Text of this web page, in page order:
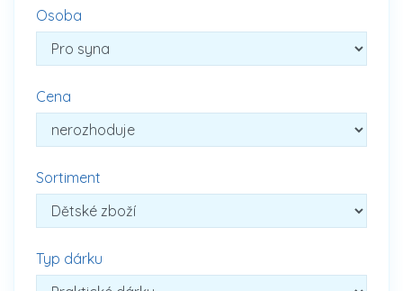
Osoba
Cena
Sortiment
Typ dárku